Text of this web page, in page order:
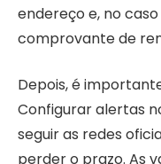
endereço e, no
comprovante de
Depois, é
Configurar alertas
seguir as redes
perder o prazo. As